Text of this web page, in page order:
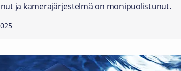
ja kamerajärjestelmä on monipuolistunut.